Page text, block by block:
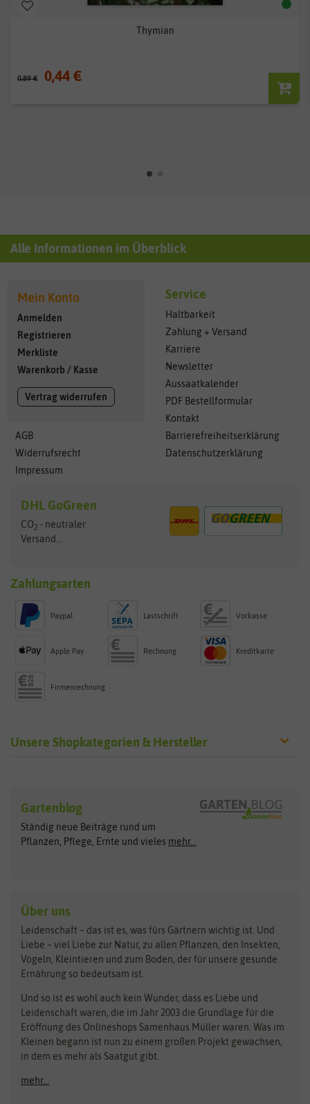
Thymian
0,89 € 0,44 €
Alle Informationen im Überblick
Mein Konto
Anmelden
Registrieren
Merkliste
Warenkorb / Kasse
Vertrag widerrufen
AGB
Widerrufsrecht
Impressum
Service
Haltbarkeit
Zahlung + Versand
Karriere
Newsletter
Aussaatkalender
PDF Bestellformular
Kontakt
Barrierefreiheitserklärung
Datenschutzerklärung
DHL GoGreen
CO2 - neutraler
Versand...
Zahlungsarten
Paypal Lastschrift Vorkasse
Apple Pay Rechnung Kreditkarte
Firmenrechnung
Unsere Shopkategorien & Hersteller
Exotische Samen
Gemüsesamen
Gründünger
Kräutersamen
Obstsamen
Pilzbrut
Rasensamen
Steckzwiebeln
Zimmer & Kübelpflanzen
Kataloge
Schnäppchen
Anzucht & Gartenzubehör
Anzuchtschalen
Arche Noah
ASB Greenworld
Benary
Bingenheimer Saatgut
Bionana
BIOWOL
Blumicorn
Bûten Birds
Clever Pots
COMPO
Dürr-Samen
Feldsaaten Freudenberger
Fertil
Flora Elite
Gartenblog
Ständig neue Beiträge rund um
Pflanzen, Pflege, Ernte und vieles mehr...
Über uns
Leidenschaft – das ist es, was fürs Gärtnern wichtig ist. Und
Liebe – viel Liebe zur Natur, zu allen Pflanzen, den Insekten,
Vögeln, Kleintieren und zum Boden, der für unsere gesunde
Ernährung so bedeutsam ist.
Und so ist es wohl auch kein Wunder, dass es Liebe und
Leidenschaft waren, die im Jahr 2003 die Grundlage für die
Eröffnung des Onlineshops Samenhaus Müller waren. Was im
Kleinen begann ist nun zu einem großen Projekt gewachsen,
in dem es mehr als Saatgut gibt.
mehr...